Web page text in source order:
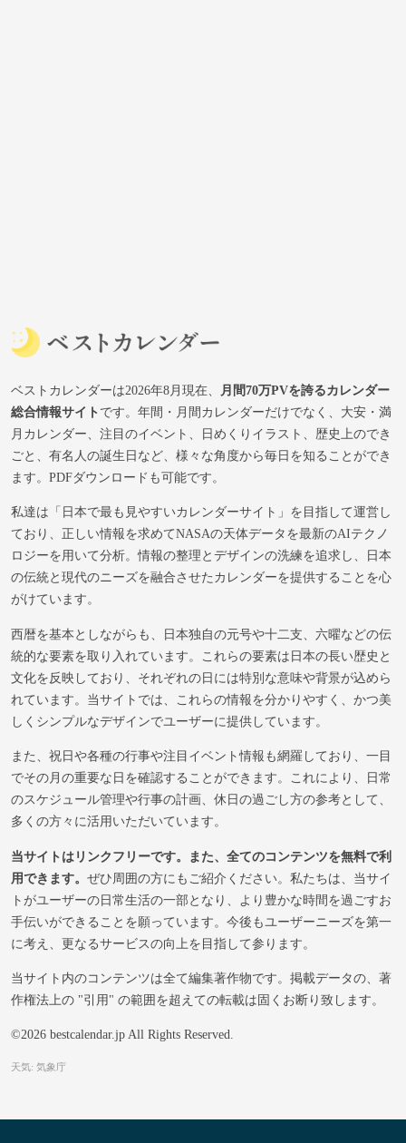
ベストカレンダーは2026年8月現在、
月間70万PVを誇るカレンダー
総合情報サイトです。年間・月間カレンダーだけでなく、大安・満
月カレンダー、注目のイベント、日めくりイラスト、歴史上のでき
ごと、有名人の誕生日など、様々な角度から毎日を知ることができ
ます。PDFダウンロードも可能です。
私達は「日本で最も見やすいカレンダーサイト」を目指して運営し
ており、正しい情報を求めてNASAの天体データを最新のAIテクノ
ロジーを用いて分析。情報の整理とデザインの洗練を追求し、日本
の伝統と現代のニーズを融合させたカレンダーを提供することを心
がけています。
西暦を基本としながらも、日本独自の元号や十二支、六曜などの伝
統的な要素を取り入れています。これらの要素は日本の長い歴史と
文化を反映しており、それぞれの日には特別な意味や背景が込めら
れています。当サイトでは、これらの情報を分かりやすく、かつ美
しくシンプルなデザインでユーザーに提供しています。
また、祝日や各種の行事や注目イベント情報も網羅しており、一目
でその月の重要な日を確認することができます。これにより、日常
のスケジュール管理や行事の計画、休日の過ごし方の参考として、
多くの方々に活用いただいています。
当サイトはリンクフリーです。また、全てのコンテンツを無料で利
用できます。 ぜひ周囲の方にもご紹介ください。私たちは、当サイ
トがユーザーの日常生活の一部となり、より豊かな時間を過ごすお
手伝いができることを願っています。今後もユーザーニーズを第一
に考え、更なるサービスの向上を目指して参ります。
当サイト内のコンテンツは全て編集著作物です。掲載データの、著
作権法上の "引用" の範囲を超えての転載は固くお断り致します。
©2026 bestcalendar.jp All Rights Reserved.
天気: 気象庁